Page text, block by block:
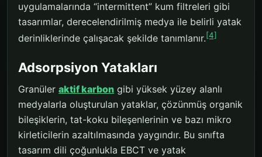
uygulamalarında “intermittent” kum filtreleri gibi
tasarımlar, derecelendirilmiş medya ile belirli yatak
derinliklerinde çalışacak şekilde tanımlanır.[4]
Adsorpsiyon Yatakları
Granüler aktif karbon gibi yüksek yüzey alanlı
medyalarla oluşturulan yataklar, çözünmüş organik
bileşiklerin, tat-koku bileşenlerinin ve bazı mikro
kirleticilerin azaltılmasında yaygındır. Bu sınıfta
tasarım dili çoğunlukla EBCT ve yatak